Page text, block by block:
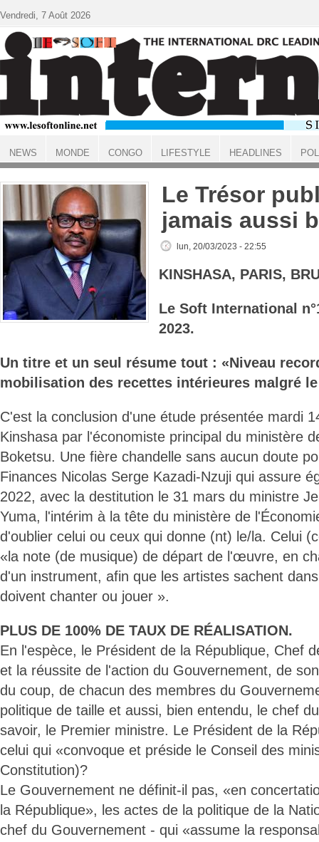
ACCUEIL
Le Trésor
jamais aussi
lun, 20/03/2023 - 22:55
KINSHASA, PARIS,
Le Soft International
2023.
Un titre et un seul résume tout : «Niveau
mobilisation des recettes intérieures malgré
C'est la conclusion d'une étude présentée mardi
Kinshasa par l'économiste principal du ministère
Boketsu. Une fière chandelle sans aucun doute
Finances Nicolas Serge Kazadi-Nzuji qui assure
2022, avec la destitution le 31 mars du ministre
Yuma, l'intérim à la tête du ministère de
d'oublier celui ou ceux qui donne (nt) le/la. Celui
«la note (de musique) de départ de l'œuvre, en
d'un instrument, afin que les artistes sachent
doivent chanter ou jouer ».
PLUS DE 100% DE TAUX DE RÉALISATION.
En l'espèce, le Président de la République, Chef
et la réussite de l'action du Gouvernement, de
du coup, de chacun des membres du
politique de taille et aussi, bien entendu, le chef
savoir, le Premier ministre. Le Président de la
celui qui «convoque et préside le Conseil des
Constitution)?
Le Gouvernement ne définit-il pas, «en
la République», les actes de la politique de la
chef du Gouvernement - qui «assume la
Vendredi, 7 Août 2026
NEWS MONDE CONGO LIFESTYLE HEADLINES